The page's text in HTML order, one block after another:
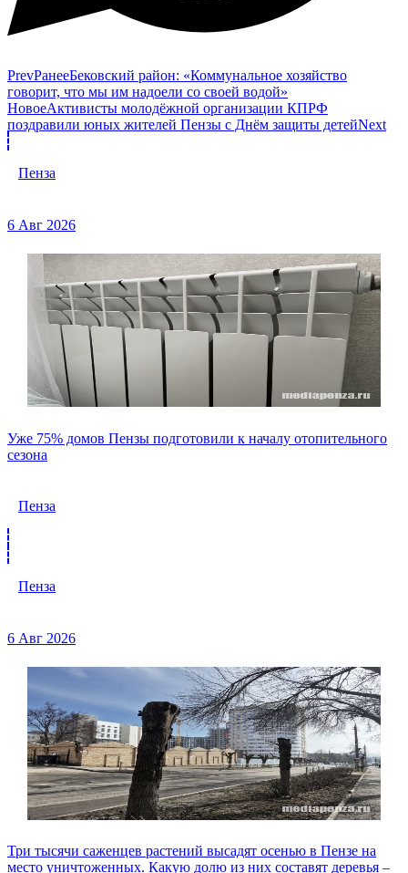
PrevРанееБековский район: «Коммунальное хозяйство
говорит, что мы им надоели со своей водой»
НовоеАктивисты молодёжной организации КПРФ
поздравили юных жителей Пензы с Днём защиты детейNext
Пенза
6 Авг 2026
Уже 75% домов Пензы подготовили к началу отопительного
сезона
Пенза
Пенза
6 Авг 2026
Три тысячи саженцев растений высадят осенью в Пензе на
место уничтоженных. Какую долю из них составят деревья –